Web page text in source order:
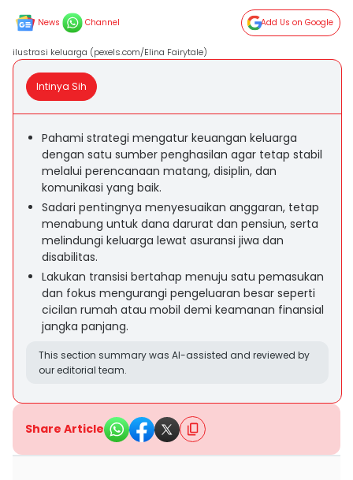
News Channel Add Us on Google
ilustrasi keluarga (pexels.com/Elina Fairytale)
Intinya Sih
Pahami strategi mengatur keuangan keluarga
dengan satu sumber penghasilan agar tetap stabil
melalui perencanaan matang, disiplin, dan
komunikasi yang baik.
Sadari pentingnya menyesuaikan anggaran, tetap
menabung untuk dana darurat dan pensiun, serta
melindungi keluarga lewat asuransi jiwa dan
disabilitas.
Lakukan transisi bertahap menuju satu pemasukan
dan fokus mengurangi pengeluaran besar seperti
cicilan rumah atau mobil demi keamanan finansial
jangka panjang.
This section summary was AI-assisted and reviewed by
our editorial team.
Share Article